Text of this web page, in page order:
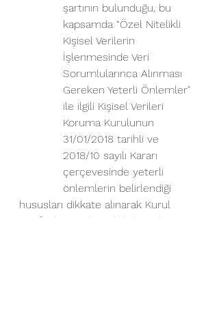
şartının bulunduğu, bu
kapsamda “Özel Nitelikli
Kişisel Verilerin
İşlenmesinde Veri
Sorumlularınca Alınması
Gereken Yeterli Önlemler"
ile ilgili Kişisel Verileri
Koruma Kurulunun
31/01/2018 tarihli ve
2018/10 sayılı Kararı
çerçevesinde yeterli
önlemlerin belirlendiği
hususları dikkate alınarak Kurul
tarafından özel nitelikli kişisel